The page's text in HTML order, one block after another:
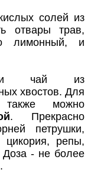
солей из
отвары трав,
лимонный, и
чай из
хвостов. Для
также можно
. Прекрасно
петрушки,
цикория, репы,
Доза - не более